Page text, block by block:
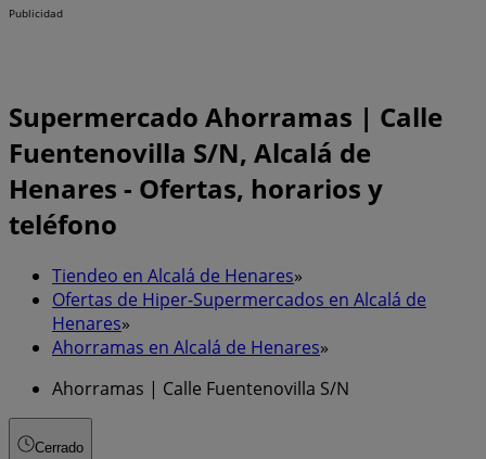
Publicidad
Supermercado Ahorramas | Calle
Fuentenovilla S/N, Alcalá de
Henares - Ofertas, horarios y
teléfono
Tiendeo en Alcalá de Henares»
Ofertas de Hiper-Supermercados en Alcalá de
Henares»
Ahorramas en Alcalá de Henares»
Ahorramas | Calle Fuentenovilla S/N
Cerrado